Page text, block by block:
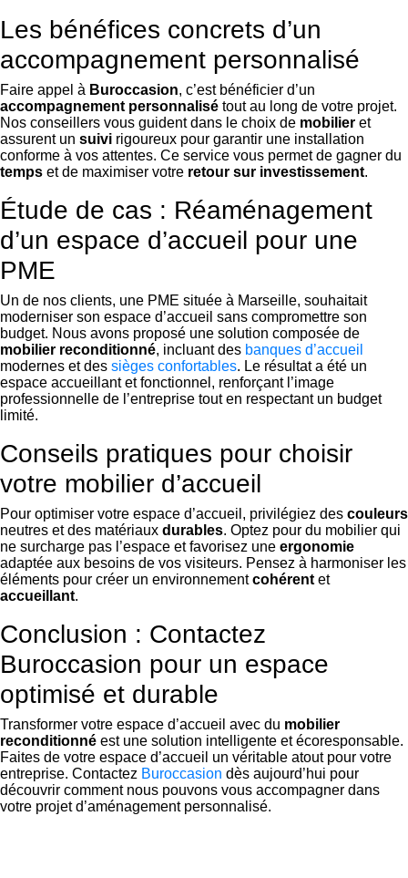
Les bénéfices concrets d’un
accompagnement personnalisé
Faire appel à Buroccasion, c’est bénéficier d’un
accompagnement personnalisé tout au long de votre projet.
Nos conseillers vous guident dans le choix de mobilier et
assurent un suivi rigoureux pour garantir une installation
conforme à vos attentes. Ce service vous permet de gagner du
temps et de maximiser votre retour sur investissement.
Étude de cas : Réaménagement
d’un espace d’accueil pour une
PME
Un de nos clients, une PME située à Marseille, souhaitait
moderniser son espace d’accueil sans compromettre son
budget. Nous avons proposé une solution composée de
mobilier reconditionné, incluant des banques d’accueil
modernes et des sièges confortables. Le résultat a été un
espace accueillant et fonctionnel, renforçant l’image
professionnelle de l’entreprise tout en respectant un budget
limité.
Conseils pratiques pour choisir
votre mobilier d’accueil
Pour optimiser votre espace d’accueil, privilégiez des couleurs
neutres et des matériaux durables. Optez pour du mobilier qui
ne surcharge pas l’espace et favorisez une ergonomie
adaptée aux besoins de vos visiteurs. Pensez à harmoniser les
éléments pour créer un environnementcohérent et
accueillant.
Conclusion : Contactez
Buroccasion pour un espace
optimisé et durable
Transformer votre espace d’accueil avec du mobilier
reconditionné est une solution intelligente et écoresponsable.
Faites de votre espace d’accueil un véritable atout pour votre
entreprise. Contactez Buroccasion dès aujourd’hui pour
découvrir comment nous pouvons vous accompagner dans
votre projet d’aménagement personnalisé.